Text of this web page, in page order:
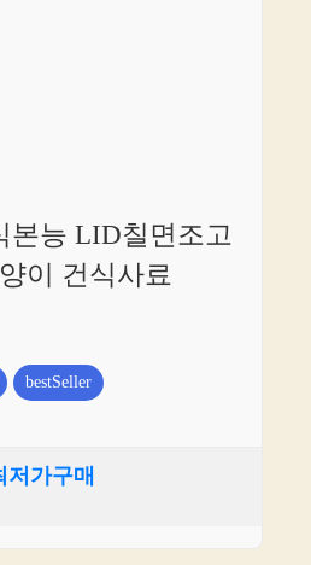
본능 LID칠면조고
이 건식사료
bestSeller
저가구매